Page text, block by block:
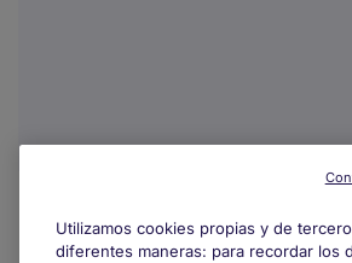
Utilizamos cookies propias y de
diferentes maneras: para recordar los